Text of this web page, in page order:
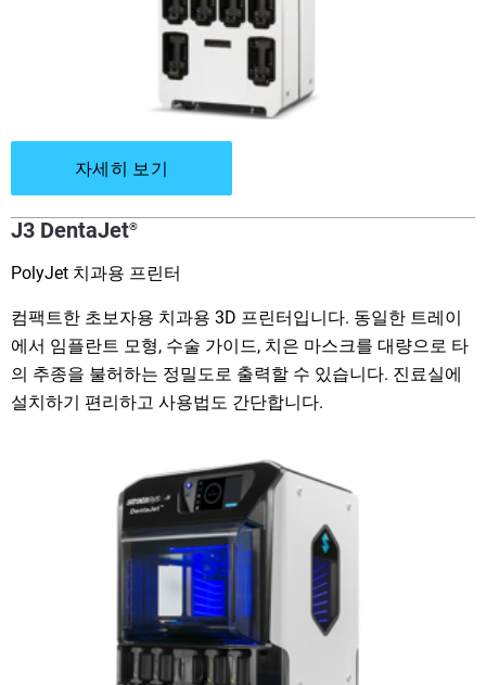
자세히 보기
J3 DentaJet®
PolyJet 치과용 프린터
컴팩트한 초보자용 치과용 3D 프린터입니다. 동일한 트레이
에서 임플란트 모형, 수술 가이드, 치은 마스크를 대량으로 타
의 추종을 불허하는 정밀도로 출력할 수 있습니다. 진료실에
설치하기 편리하고 사용법도 간단합니다.